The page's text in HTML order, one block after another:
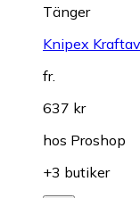
Tänger
Knipex
fr.
637 kr
hos Proshop
+3 butiker